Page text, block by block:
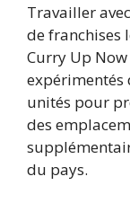
Travailler
de franchises
Curry Up
expérimentés
unités pour
des
du pays.